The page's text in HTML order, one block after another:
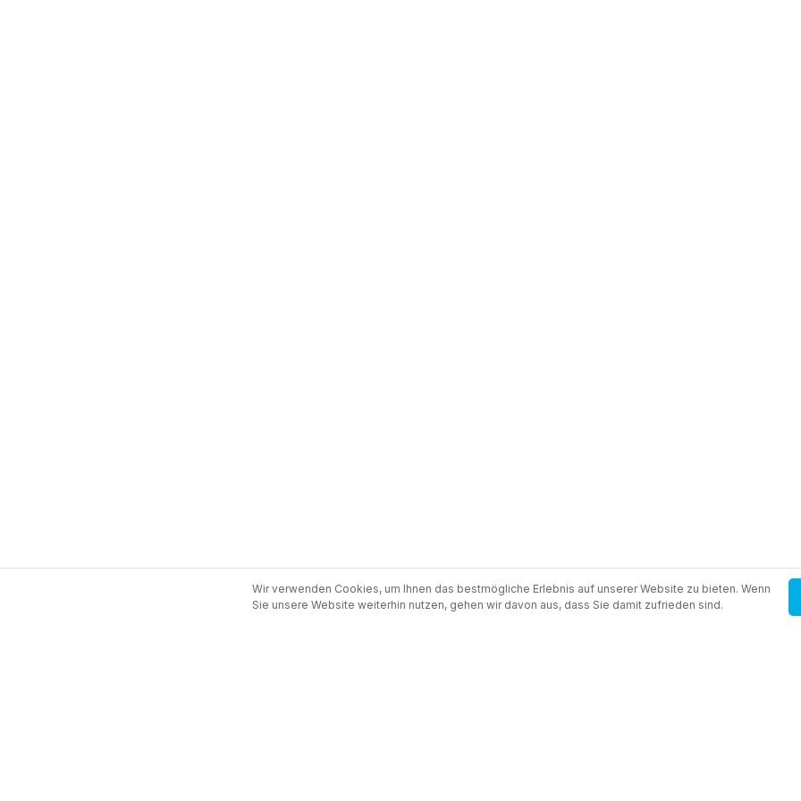
Wir verwenden Cookies, um Ihnen das bestmögliche Erlebnis auf unserer Website zu bieten. Wenn
Sie unsere Website weiterhin nutzen, gehen wir davon aus, dass Sie damit zufrieden sind.